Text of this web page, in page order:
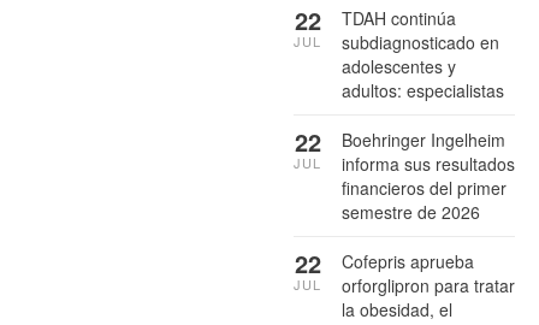
TDAH continúa
subdiagnosticado en
adolescentes y
adultos: especialistas
22
JUL
Boehringer Ingelheim
informa sus resultados
financieros del primer
semestre de 2026
22
JUL
Cofepris aprueba
orforglipron para tratar
la obesidad, el
22
JUL